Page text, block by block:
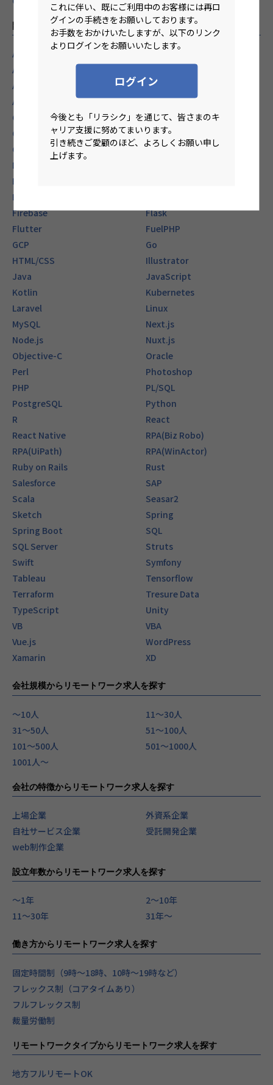
これに伴い、既にご利用中のお客様には再ロ
グインの手続きをお願いしております。
お手数をおかけいたしますが、以下のリンク
よりログインをお願いいたします。
ログイン
今後とも「リラシク」を通じて、皆さまのキ
ャリア支援に努めてまいります。
引き続きご愛顧のほど、よろしくお願い申し
上げます。
開発経験からリモートワーク求人を探す
Access
AD
Android(Java)
Angular
Ansible
AWS
Azure
C#
C++
CakePHP
COBOL
Cordova
C言語
Django
Electron
Express.js
Firebase
Flask
Flutter
FuelPHP
GCP
Go
HTML/CSS
Illustrator
Java
JavaScript
Kotlin
Kubernetes
Laravel
Linux
MySQL
Next.js
Node.js
Nuxt.js
Objective-C
Oracle
Perl
Photoshop
PHP
PL/SQL
PostgreSQL
Python
R
React
React Native
RPA(Biz Robo)
RPA(UiPath)
RPA(WinActor)
Ruby on Rails
Rust
Salesforce
SAP
Scala
Seasar2
Sketch
Spring
Spring Boot
SQL
SQL Server
Struts
Swift
Symfony
Tableau
Tensorflow
Terraform
Tresure Data
TypeScript
Unity
VB
VBA
Vue.js
WordPress
Xamarin
XD
会社規模からリモートワーク求人を探す
〜10人
11〜30人
31〜50人
51〜100人
101〜500人
501〜1000人
1001人〜
会社の特徴からリモートワーク求人を探す
上場企業
外資系企業
自社サービス企業
受託開発企業
web制作企業
設立年数からリモートワーク求人を探す
〜1年
2〜10年
11〜30年
31年〜
働き方からリモートワーク求人を探す
固定時間制（9時～18時、10時～19時など）
フレックス制（コアタイムあり）
フルフレックス制
裁量労働制
リモートワークタイプからリモートワーク求人を探す
地方フルリモートOK